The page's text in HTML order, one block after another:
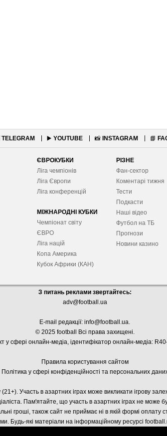
TELEGRAM ▶️ YOUTUBE 📸 INSTAGRAM 📘
ЄВРОКУБКИ
Ліга чемпіонів
Ліга Європи
Ліга конференцій
МІЖНАРОДНІ КУБКИ
Чемпіонат світу
ЄВРО
Ліга націй
Копа Америка
Кубок Африки (КАН)
РІЗНЕ
Фан-сектор
Коментарі тижня
Тести
Подкасти
Наші відео
Футбол на ТБ
Прогнози
Новини казино
З питань реклами звертайтесь:
adv@football.ua
E-mail редакції: info@football.ua.
© 2025 football Всі права захищені.
у сфері онлайн-медіа, ідентифікатор онлайн-медіа:
Правила користування сайтом
Політика у сфері конфіденційності та персональних
Участь в азартних іграх може викликати ігрову
Пам'ятайте, що участь в азартних іграх не
гроші, також сайт не приймає ні в якій формі оплату
Будь-які матеріали на інформаційному ресурсі